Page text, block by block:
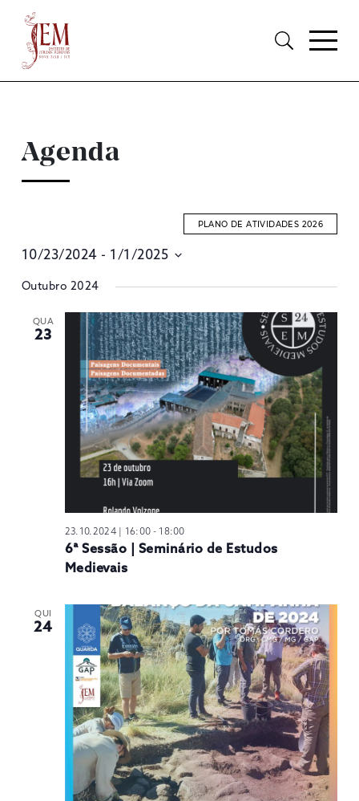
Agenda
PLANO DE ATIVIDADES 2026
10/23/2024 - 1/1/2025
data
Outubro 2024
QUA
23
23.10.2024 | 16:00 - 18:00
6ª Sessão | Seminário de Estudos
Medievais
QUI
24